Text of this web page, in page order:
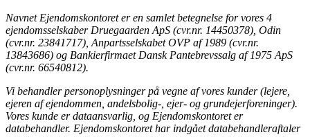
Navnet Ejendomskontoret er en samlet betegnelse for vores 4
ejendomsselskaber Druegaarden ApS (cvr.nr. 14450378), Odin
(cvr.nr. 23841717), Anpartsselskabet OVP af 1989 (cvr.nr.
13843686) og Bankierfirmaet Dansk Pantebrevssalg af 1975 ApS
(cvr.nr. 66540812).
Vi behandler personoplysninger på vegne af vores kunder (lejere,
ejeren afejendommen, andelsbolig-, ejer- og grundejerforeninger).
Vores kunde erdataansvarlig, og Ejendomskontoret er
databehandler. Ejendomskontoret har indgået databehandleraftaler